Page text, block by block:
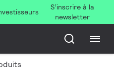
S’inscrire à la
newsletter